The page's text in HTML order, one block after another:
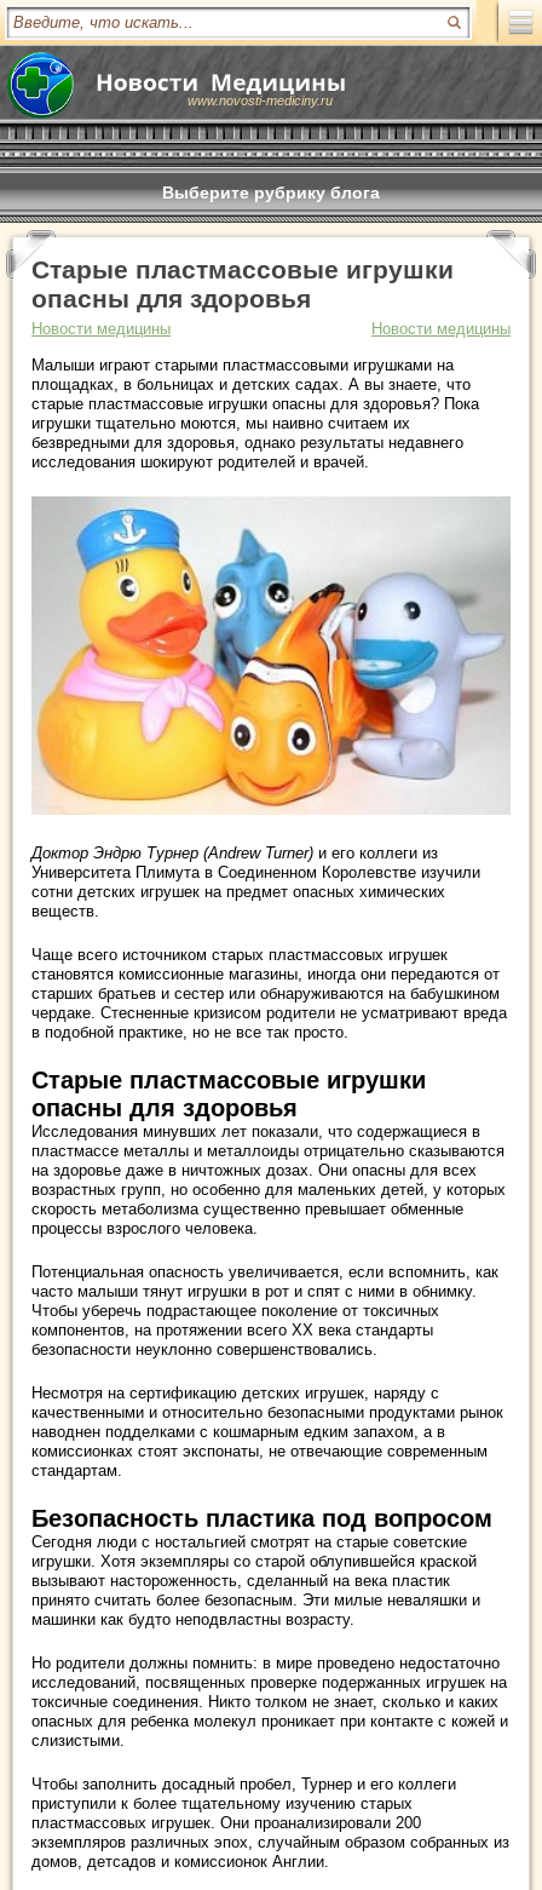
www.novosti-mediciny.ru
Выберите рубрику блога
Старые пластмассовые игрушки
опасны для здоровья
Новости медицины
Новости медицины
Малыши играют старыми пластмассовыми игрушками на
площадках, в больницах и детских садах. А вы знаете, что
старые пластмассовые игрушки опасны для здоровья? Пока
игрушки тщательно моются, мы наивно считаем их
безвредными для здоровья, однако результаты недавнего
исследования шокируют родителей и врачей.
Доктор Эндрю Турнер (Andrew Turner) и его коллеги из
Университета Плимута в Соединенном Королевстве изучили
сотни детских игрушек на предмет опасных химических
веществ.
Чаще всего источником старых пластмассовых игрушек
становятся комиссионные магазины, иногда они передаются от
старших братьев и сестер или обнаруживаются на бабушкином
чердаке. Стесненные кризисом родители не усматривают вреда
в подобной практике, но не все так просто.
Старые пластмассовые игрушки
опасны для здоровья
Исследования минувших лет показали, что содержащиеся в
пластмассе металлы и металлоиды отрицательно сказываются
на здоровье даже в ничтожных дозах. Они опасны для всех
возрастных групп, но особенно для маленьких детей, у которых
скорость метаболизма существенно превышает обменные
процессы взрослого человека.
Потенциальная опасность увеличивается, если вспомнить, как
часто малыши тянут игрушки в рот и спят с ними в обнимку.
Чтобы уберечь подрастающее поколение от токсичных
компонентов, на протяжении всего ХХ века стандарты
безопасности неуклонно совершенствовались.
Несмотря на сертификацию детских игрушек, наряду с
качественными и относительно безопасными продуктами рынок
наводнен подделками с кошмарным едким запахом, а в
комиссионках стоят экспонаты, не отвечающие современным
стандартам.
Безопасность пластика под вопросом
Сегодня люди с ностальгией смотрят на старые советские
игрушки. Хотя экземпляры со старой облупившейся краской
вызывают настороженность, сделанный на века пластик
принято считать более безопасным. Эти милые неваляшки и
машинки как будто неподвластны возрасту.
Но родители должны помнить: в мире проведено недостаточно
исследований, посвященных проверке подержанных игрушек на
токсичные соединения. Никто толком не знает, сколько и каких
опасных для ребенка молекул проникает при контакте с кожей и
слизистыми.
Чтобы заполнить досадный пробел, Турнер и его коллеги
приступили к более тщательному изучению старых
пластмассовых игрушек. Они проанализировали 200
экземпляров различных эпох, случайным образом собранных из
домов, детсадов и комиссионок Англии.